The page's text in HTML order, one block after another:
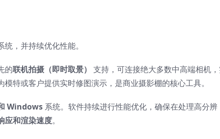
，并持续优化性能。
的联机拍摄（即时取景） 支持，可连接绝大多数中高端相机
特或客户提供实时修图演示，是商业摄影棚的核心工具。
Windows 系统。软件持续进行性能优化，确保在处理高分辨
应和渲染速度。